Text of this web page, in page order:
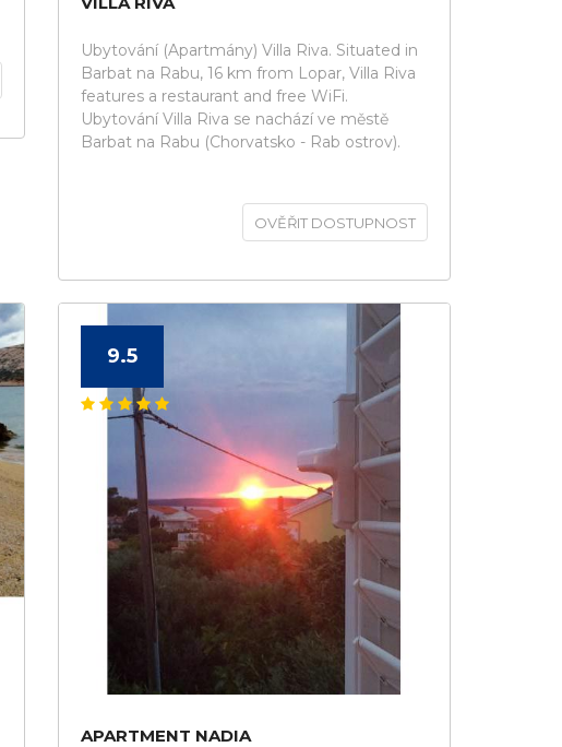
Ubytování (Apartmány) Villa Riva. Situated in
Barbat na Rabu, 16 km from Lopar, Villa Riva
features a restaurant and free WiFi.
Ubytování Villa Riva se nachází ve městě
Barbat na Rabu (Chorvatsko - Rab ostrov).
OVĚŘIT DOSTUPNOST
9.5
APARTMENT NADIA